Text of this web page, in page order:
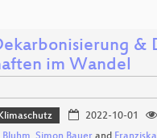
&
im Wandel
2022-10-01